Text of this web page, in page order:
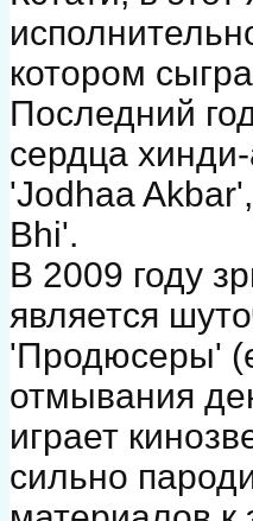
котором
Последний
сердца
'Jodhaa
Bhi'.
В 2009 году
является
'Продюсеры'
отмывания
играет
сильно